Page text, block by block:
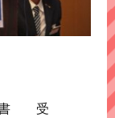
書 受